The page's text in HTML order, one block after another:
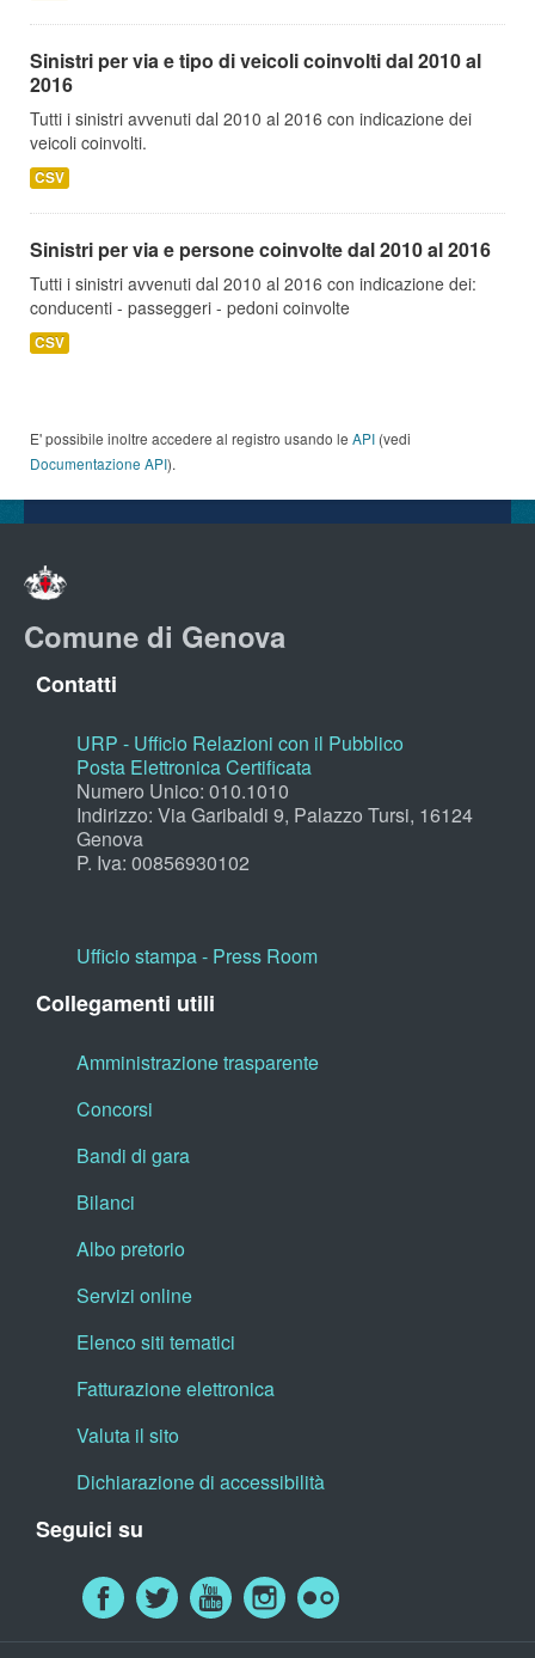
Sinistri per via e tipo di veicoli coinvolti dal 2010 al
2016
Tutti i sinistri avvenuti dal 2010 al 2016 con indicazione dei
veicoli coinvolti.
CSV
Sinistri per via e persone coinvolte dal 2010 al 2016
Tutti i sinistri avvenuti dal 2010 al 2016 con indicazione dei:
conducenti - passeggeri - pedoni coinvolte
CSV
E' possibile inoltre accedere al registro usando le API (vedi
Documentazione API).
Comune di Genova
Contatti
URP - Ufficio Relazioni con il Pubblico
Posta Elettronica Certificata
Numero Unico: 010.1010
Indirizzo: Via Garibaldi 9, Palazzo Tursi, 16124
Genova
P. Iva: 00856930102
Ufficio stampa - Press Room
Collegamenti utili
Amministrazione trasparente
Concorsi
Bandi di gara
Bilanci
Albo pretorio
Servizi online
Elenco siti tematici
Fatturazione elettronica
Valuta il sito
Dichiarazione di accessibilità
Seguici su